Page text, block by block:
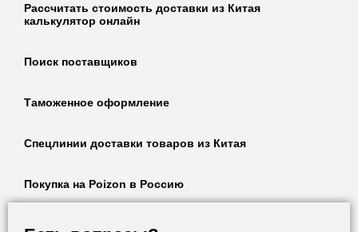
Рассчитать стоимость доставки из Китая
калькулятор онлайн
Поиск поставщиков
Таможенное оформление
Спецлинии доставки товаров из Китая
Покупка на Poizon в Россию